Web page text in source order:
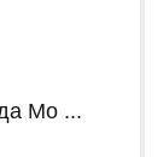
Мо ...